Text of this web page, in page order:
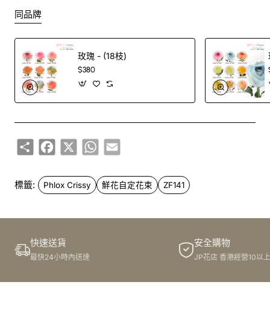
同品牌
玫瑰 - (18枝)
$380
ShareFacebook
X WhatsApp
Email
標籤: Phlox Crissy 鮮花自定花束 ZF141
快速送貨
最快24小時內送達
安全購物
JP花店 香港經營10以